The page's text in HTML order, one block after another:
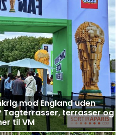
mod England uden
Tagterrasser, terrasser og
til VM